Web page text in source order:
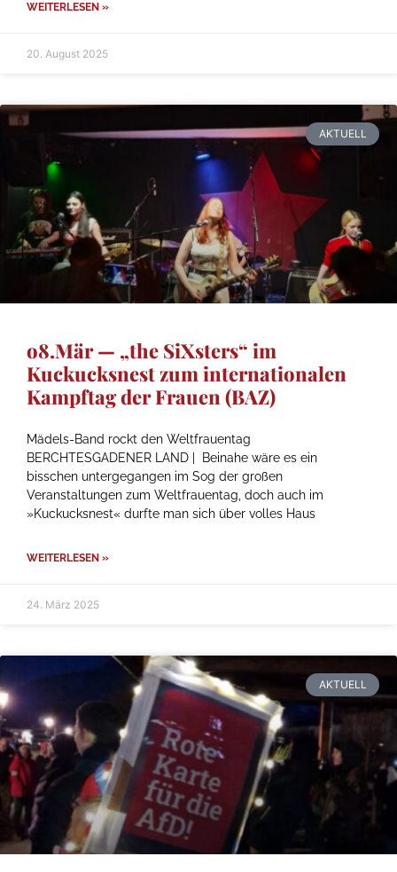
WEITERLESEN »
20. August 2025
AKTUELL
o8.Mär — „the SiXsters“ im
Kuckucksnest zum internationalen
Kampftag der Frauen (BAZ)
Mädels-Band rockt den Weltfrauentag
BERCHTESGADENER LAND | Beinahe wäre es ein
bisschen untergegangen im Sog der großen
Veranstaltungen zum Weltfrauentag, doch auch im
»Kuckucksnest« durfte man sich über volles Haus
WEITERLESEN »
24. März 2025
AKTUELL